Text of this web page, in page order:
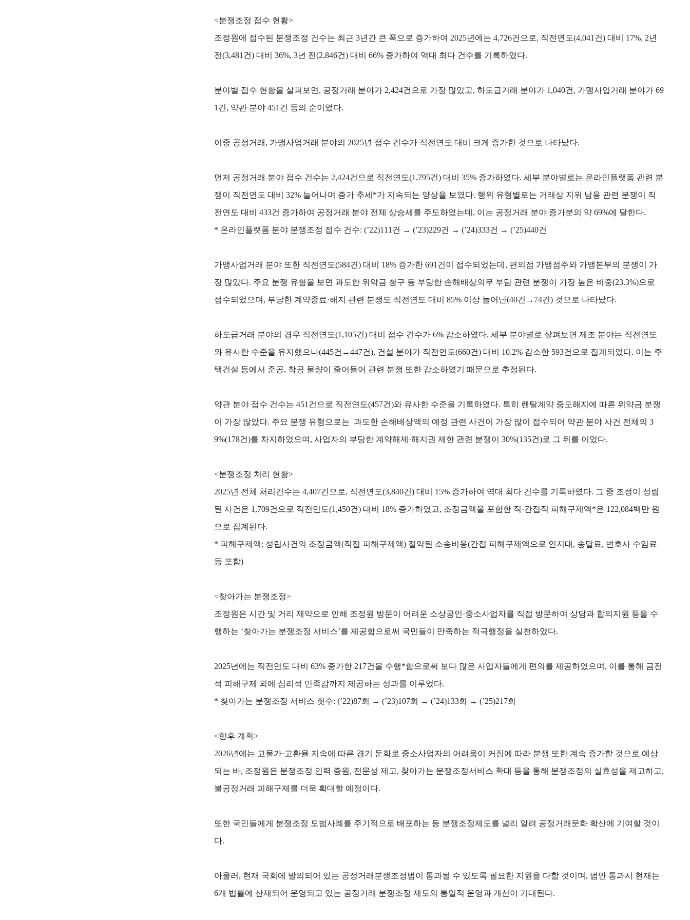
<분쟁조정 접수 현황>
조정원에 접수된 분쟁조정 건수는 최근 3년간 큰 폭으로 증가하여 2025년에는 4,726건으로, 직전연도(4,041건) 대비 17%, 2년
전(3,481건) 대비 36%, 3년 전(2,846건) 대비 66% 증가하여 역대 최다 건수를 기록하였다.
분야별 접수 현황을 살펴보면, 공정거래 분야가 2,424건으로 가장 많았고, 하도급거래 분야가 1,040건, 가맹사업거래 분야가 69
1건, 약관 분야 451건 등의 순이었다.
이중 공정거래, 가맹사업거래 분야의 2025년 접수 건수가 직전연도 대비 크게 증가한 것으로 나타났다.
먼저 공정거래 분야 접수 건수는 2,424건으로 직전연도(1,795건) 대비 35% 증가하였다. 세부 분야별로는 온라인플랫폼 관련 분
쟁이 직전연도 대비 32% 늘어나며 증가 추세*가 지속되는 양상을 보였다. 행위 유형별로는 거래상 지위 남용 관련 분쟁이 직
전연도 대비 433건 증가하여 공정거래 분야 전체 상승세를 주도하였는데, 이는 공정거래 분야 증가분의 약 69%에 달한다.
* 온라인플랫폼 분야 분쟁조정 접수 건수: (’22)111건 → (’23)229건 → (’24)333건 → (’25)440건
가맹사업거래 분야 또한 직전연도(584건) 대비 18% 증가한 691건이 접수되었는데, 편의점 가맹점주와 가맹본부의 분쟁이 가
장 많았다. 주요 분쟁 유형을 보면 과도한 위약금 청구 등 부당한 손해배상의무 부담 관련 분쟁이 가장 높은 비중(23.3%)으로
접수되었으며, 부당한 계약종료·해지 관련 분쟁도 직전연도 대비 85% 이상 늘어난(40건→74건) 것으로 나타났다.
하도급거래 분야의 경우 직전연도(1,105건) 대비 접수 건수가 6% 감소하였다. 세부 분야별로 살펴보면 제조 분야는 직전연도
와 유사한 수준을 유지했으나(445건→447건), 건설 분야가 직전연도(660건) 대비 10.2% 감소한 593건으로 집계되었다. 이는 주
택건설 등에서 준공, 착공 물량이 줄어들어 관련 분쟁 또한 감소하였기 때문으로 추정된다.
약관 분야 접수 건수는 451건으로 직전연도(457건)와 유사한 수준을 기록하였다. 특히 렌탈계약 중도해지에 따른 위약금 분쟁
이 가장 많았다. 주요 분쟁 유형으로는 과도한 손해배상액의 예정 관련 사건이 가장 많이 접수되어 약관 분야 사건 전체의 3
9%(178건)를 차지하였으며, 사업자의 부당한 계약해제·해지권 제한 관련 분쟁이 30%(135건)로 그 뒤를 이었다.
<분쟁조정 처리 현황>
2025년 전체 처리건수는 4,407건으로, 직전연도(3,840건) 대비 15% 증가하여 역대 최다 건수를 기록하였다. 그 중 조정이 성립
된 사건은 1,709건으로 직전연도(1,450건) 대비 18% 증가하였고, 조정금액을 포함한 직·간접적 피해구제액*은 122,084백만 원
으로 집계된다.
* 피해구제액: 성립사건의 조정금액(직접 피해구제액) 절약된 소송비용(간접 피해구제액으로 인지대, 송달료, 변호사 수임료
등 포함)
<찾아가는 분쟁조정>
조정원은 시간 및 거리 제약으로 인해 조정원 방문이 어려운 소상공인·중소사업자를 직접 방문하여 상담과 합의지원 등을 수
행하는 ‘찾아가는 분쟁조정 서비스’를 제공함으로써 국민들이 만족하는 적극행정을 실천하였다.
2025년에는 직전연도 대비 63% 증가한 217건을 수행*함으로써 보다 많은 사업자들에게 편의를 제공하였으며, 이를 통해 금전
적 피해구제 외에 심리적 만족감까지 제공하는 성과를 이루었다.
* 찾아가는 분쟁조정 서비스 횟수: (’22)87회 → (’23)107회 → (’24)133회 → (’25)217회
<향후 계획>
2026년에는 고물가·고환율 지속에 따른 경기 둔화로 중소사업자의 어려움이 커짐에 따라 분쟁 또한 계속 증가할 것으로 예상
되는 바, 조정원은 분쟁조정 인력 증원, 전문성 제고, 찾아가는 분쟁조정서비스 확대 등을 통해 분쟁조정의 실효성을 제고하고,
불공정거래 피해구제를 더욱 확대할 예정이다.
또한 국민들에게 분쟁조정 모범사례를 주기적으로 배포하는 등 분쟁조정제도를 널리 알려 공정거래문화 확산에 기여할 것이
다.
아울러, 현재 국회에 발의되어 있는 공정거래분쟁조정법이 통과될 수 있도록 필요한 지원을 다할 것이며, 법안 통과시 현재는
6개 법률에 산재되어 운영되고 있는 공정거래 분쟁조정 제도의 통일적 운영과 개선이 기대된다.